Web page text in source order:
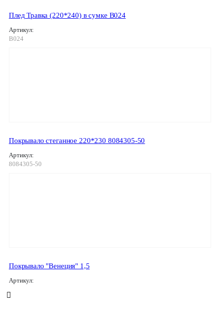
Плед Травка (220*240) в сумке В024
Артикул:
В024
Покрывало стеганное 220*230 8084305-50
Артикул:
8084305-50
Покрывало "Венеция" 1,5
Артикул: